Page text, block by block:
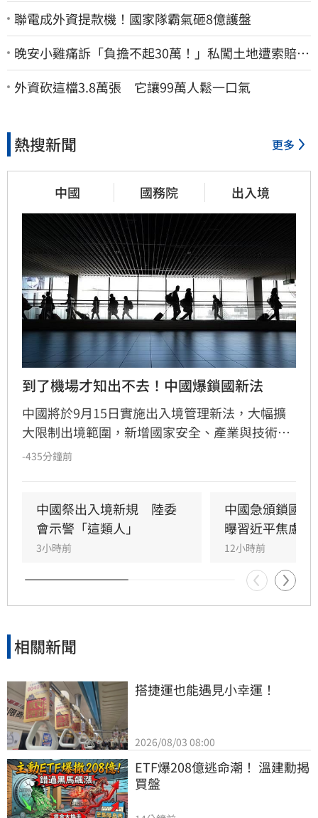
聯電成外資提款機！國家隊霸氣砸8億護盤
晚安小雞痛訴「負擔不起30萬！」私闖土地遭索賠
崩潰：不接受漫天要價
外資砍這檔3.8萬張 它讓99萬人鬆一口氣
熱搜新聞 更多
中國 國務院 出入境
到了機場才知出不去！中國爆鎖國新法
中國將於9月15日實施出入境管理新法，大幅擴
大限制出境範圍，新增國家安全、產業與技術安
全等紅線。最引發爭議的是法規允許官方在不通
身自由裁量權完全掌握在官方手中，不僅衝擊外
商與科技人才，常往返兩岸的台商及企業高管更
是高風險群。隨著執法尺度不明，建議相關人士
須密切關注法規動向，以免在前往機場時才驚覺
被禁止出境，淪為新法祭品，人身安全與營運風
險恐顯著提升。
-435分鐘前
中國祭出入境新規　陸委
會示警「這類人」
3小時前
中國急頒鎖國
曝習近平焦慮2
12小時前
相關新聞
搭捷運也能遇見小幸運！
2026/08/03 08:00
ETF爆208億逃命潮！ 溫建勳揭
買盤